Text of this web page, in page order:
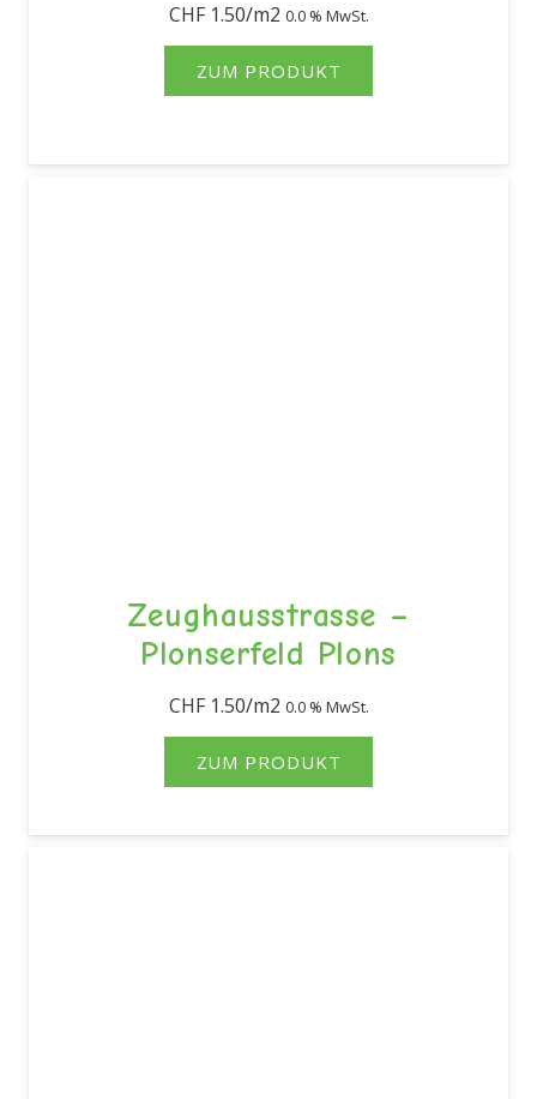
CHF1.50 0.0 % MwSt.
ZUM PRODUKT
Zeughausstrasse –
Plonserfeld Plons
CHF1.50 0.0 % MwSt.
ZUM PRODUKT